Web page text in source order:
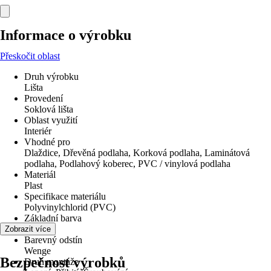
Informace o výrobku
Přeskočit oblast
Druh výrobku
Lišta
Provedení
Soklová lišta
Oblast využití
Interiér
Vhodné pro
Dlaždice, Dřevěná podlaha, Korková podlaha, Laminátová
podlaha, Podlahový koberec, PVC / vinylová podlaha
Materiál
Plast
Specifikace materiálu
Polyvinylchlorid (PVC)
Základní barva
Dřevo
Barevný odstín
Wenge
Druh montáže
Zobrazit více
Bezpečnost výrobků